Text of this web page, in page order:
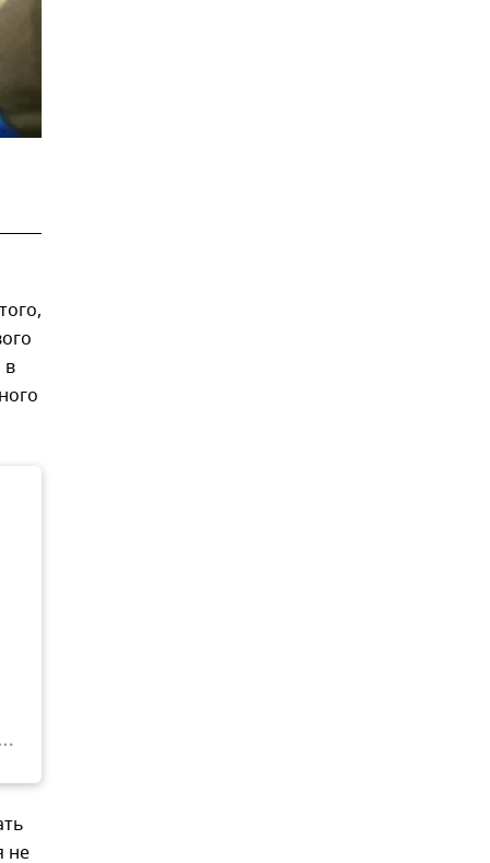
в
не